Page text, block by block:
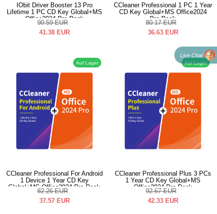
IObit Driver Booster 13 Pro
Lifetime 1 PC CD Key Global+MS
Office2024 Pro Pack
90.59 EUR
41.38 EUR
CCleaner Professional 1 PC 1 Year
CD Key Global+MS Office2024
Pro Pack
80.17 EUR
36.63 EUR
Auf Lager
CCleaner Professional For Android
1 Device 1 Year CD Key
Global+MS Office2024 Pro Pack
82.26 EUR
37.57 EUR
Auf Lager
CCleaner Professional Plus 3 PCs
1 Year CD Key Global+MS
Office2024 Pro Pack
92.67 EUR
42.33 EUR
Live Chat